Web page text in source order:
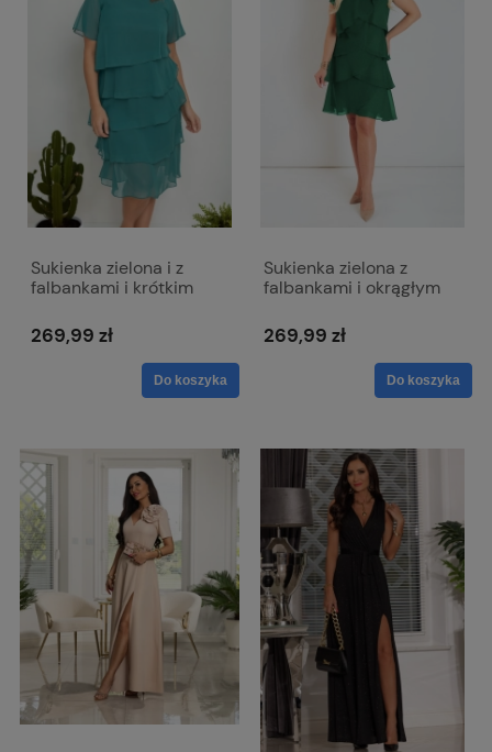
Sukienka zielona i z
falbankami i krótkim
269,99 zł
Do koszyka
Sukienka zielona z
falbankami i okrągłym
269,99 zł
Do koszyka